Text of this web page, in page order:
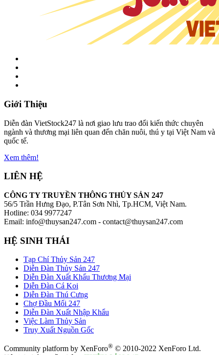
Giới Thiệu
Diễn đàn VietStock247 là nơi giao lưu trao đổi kiến thức chuyên
ngành và thương mại liên quan đến chăn nuôi, thú y tại Việt Nam và
quốc tế.
Xem thêm!
LIÊN HỆ
CÔNG TY TRUYỀN THÔNG THỦY SẢN 247
56/5 Trần Hưng Đạo, P.Tân Sơn Nhì, Tp.HCM, Việt Nam.
Hotline: 034 9977247
Email: info@thuysan247.com - contact@thuysan247.com
HỆ SINH THÁI
Tạp Chí Thủy Sản 247
Diễn Đàn Thủy Sản 247
Diễn Đàn Xuất Khẩu Thương Mại
Diễn Đàn Cá Koi
Diễn Đàn Thú Cưng
Chợ Đầu Mối 247
Diễn Đàn Xuất Nhập Khẩu
Việc Làm Thủy Sản
Truy Xuất Nguồn Gốc
Community platform by XenForo® © 2010-2022 XenForo Ltd.